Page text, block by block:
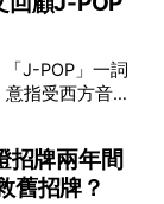
化盛事。然而當
貨櫃塵封超過
這批被遺忘的
個人繪本《香
—浪漫大逃
之後》及至今
在Pen So的作
取代的美麗景
景，配以《傾
陣子在香港藝
情感，很是震
指受西方音樂
小室哲哉一手
、華原朋美、
招牌兩年間
招牌？